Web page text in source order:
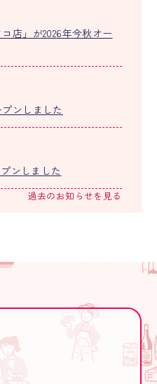
店」が2026年今秋オー
ンしました
ンしました
過去のお知らせを見る